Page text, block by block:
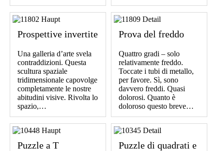
Prospettive invertite
Una galleria d’arte svela
contraddizioni. Questa
scultura spaziale
tridimensionale capovolge
completamente le nostre
abitudini visive. Rivolta lo
spazio,…
Prova del freddo
Quattro gradi – solo
relativamente freddo.
Toccate i tubi di metallo,
per favore. Sì, sono
davvero freddi. Quasi
dolorosi. Quanto è
doloroso questo breve…
Puzzle a T
Puzzle di quadrati e